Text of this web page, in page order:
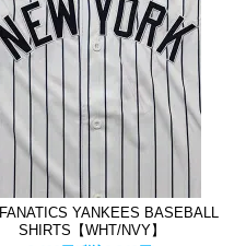
FANATICS YANKEES BASEBALL
SHIRTS【WHT/NVY】